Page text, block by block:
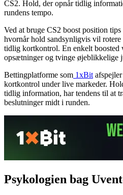
CS2. Hold, der opnår tidlig
rundens tempo.
Ved at bruge CS2 boost position
hvornår hold sandsynligvis vil rotere
tidlig kortkontrol. En enkelt boosted
opsætninger og tvinge øjeblikkelige
Bettingplatforme som 1xBit
kortkontrol under live markeder.
tidlig information, har tendens til at
beslutninger midt i runden.
Psykologien bag